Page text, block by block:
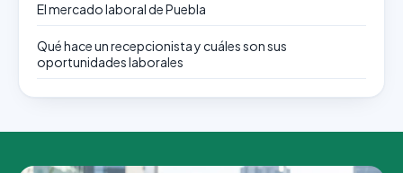
El mercado laboral de Puebla
Qué hace un recepcionista y cuáles son sus
oportunidades laborales